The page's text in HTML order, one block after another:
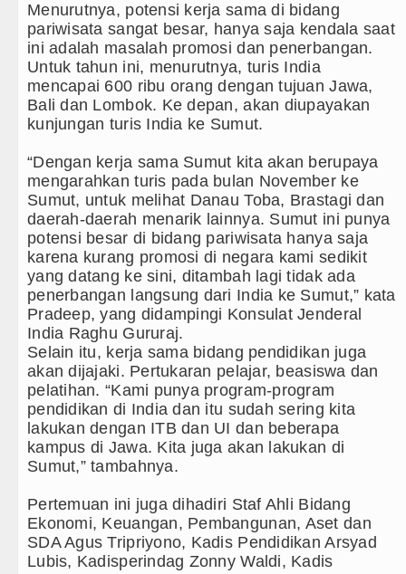
Menurutnya, potensi kerja sama di bidang
pariwisata sangat besar, hanya saja kendala saat
ini adalah masalah promosi dan penerbangan.
Untuk tahun ini, menurutnya, turis India
mencapai 600 ribu orang dengan tujuan Jawa,
Bali dan Lombok. Ke depan, akan diupayakan
kunjungan turis India ke Sumut.
“Dengan kerja sama Sumut kita akan berupaya
mengarahkan turis pada bulan November ke
Sumut, untuk melihat Danau Toba, Brastagi dan
daerah-daerah menarik lainnya. Sumut ini punya
potensi besar di bidang pariwisata hanya saja
karena kurang promosi di negara kami sedikit
yang datang ke sini, ditambah lagi tidak ada
penerbangan langsung dari India ke Sumut,” kata
Pradeep, yang didampingi Konsulat Jenderal
India Raghu Gururaj.
Selain itu, kerja sama bidang pendidikan juga
akan dijajaki. Pertukaran pelajar, beasiswa dan
pelatihan. “Kami punya program-program
pendidikan di India dan itu sudah sering kita
lakukan dengan ITB dan UI dan beberapa
kampus di Jawa. Kita juga akan lakukan di
Sumut,” tambahnya.
Pertemuan ini juga dihadiri Staf Ahli Bidang
Ekonomi, Keuangan, Pembangunan, Aset dan
SDA Agus Tripriyono, Kadis Pendidikan Arsyad
Lubis, Kadisperindag Zonny Waldi, Kadis